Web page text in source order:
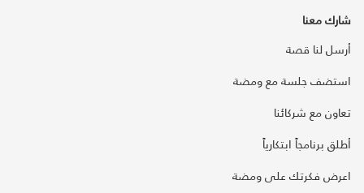
شارك معنا
أرسل لنا قصة
استضف جلسة مع ومضة
تعاون مع شركائنا
أطلق برنامجاً ابتكارياً
اعرض فكرتك على ومضة